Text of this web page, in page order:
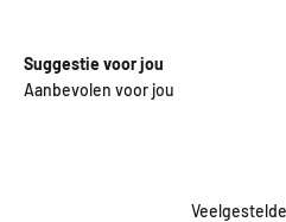
Suggestie voor jou
Aanbevolen voor jou